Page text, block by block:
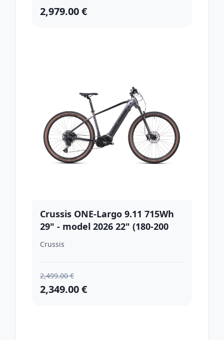
2,979.00 €
Crussis ONE-Largo 9.11 715Wh
29" - model 2026 22" (180-200
cm)
Crussis
2,499.00 €
2,349.00 €